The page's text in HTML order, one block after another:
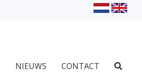
NIEUWS CONTACT